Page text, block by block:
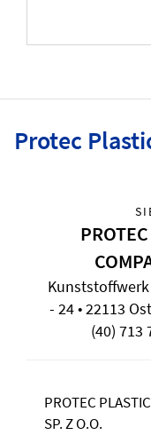
Protec
Kunststoffwerk
- 24 • 22113
(40) 713
PROTEC
SP. Z O.O.